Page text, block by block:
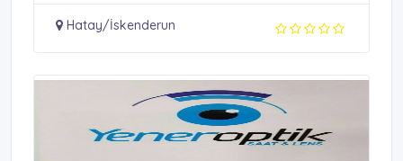
Hatay/İskenderun